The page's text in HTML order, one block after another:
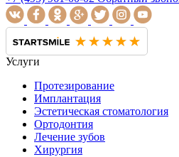
Услуги
Протезирование
Имплантация
Эстетическая стоматология
Ортодонтия
Лечение зубов
Хирургия